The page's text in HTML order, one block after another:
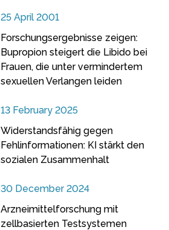
25 April 2001
Forschungsergebnisse zeigen:
Bupropion steigert die Libido bei
Frauen, die unter vermindertem
sexuellen Verlangen leiden
13 February 2025
Widerstandsfähig gegen
Fehlinformationen: KI stärkt den
sozialen Zusammenhalt
30 December 2024
Arzneimittelforschung mit
zellbasierten Testsystemen